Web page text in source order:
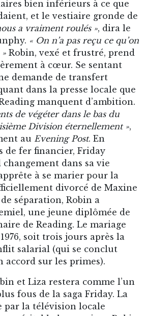
de végéter dans le bas du
Division éternellement »,
auEvening Post. En
de fer financier, Friday
dans sa vie
à se marier pour la
divorcé de Maxine
séparation, Robin a
une jeune diplômée de
de Reading. Le mariage
soit trois jours après la
salarial (qui se conclut
accord sur les primes).
et Liza restera comme l’un
fous de la saga Friday. La
par la télévision locale
véritable happening : Robin
l’église avec une parure
chemise largement
de tigre, d’un costume en
bottes en peau de serpent.
un joint de
caméras. Près de deux cents
des amis et parents